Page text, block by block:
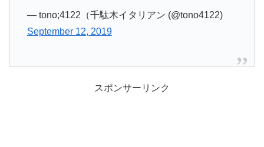
— tono;4122（千駄木イタリアン (@tono4122)
September 12, 2019
スポンサーリンク